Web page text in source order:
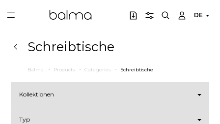
DE
Schreibtische
Balma Products Categories Schreibtische
Kollektionen
Typ